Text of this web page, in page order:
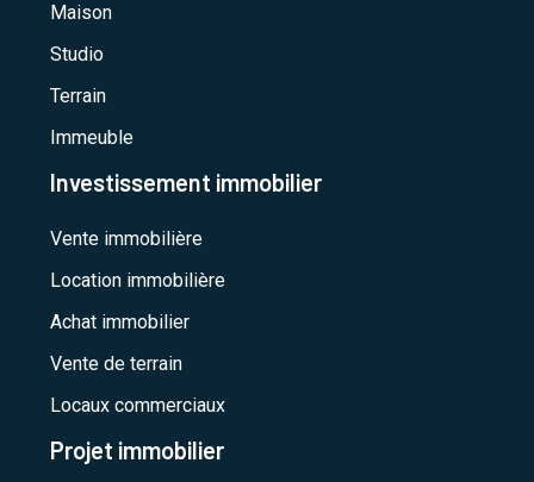
Maison
Studio
Terrain
Immeuble
Investissement immobilier
Vente immobilière
Location immobilière
Achat immobilier
Vente de terrain
Locaux commerciaux
Projet immobilier